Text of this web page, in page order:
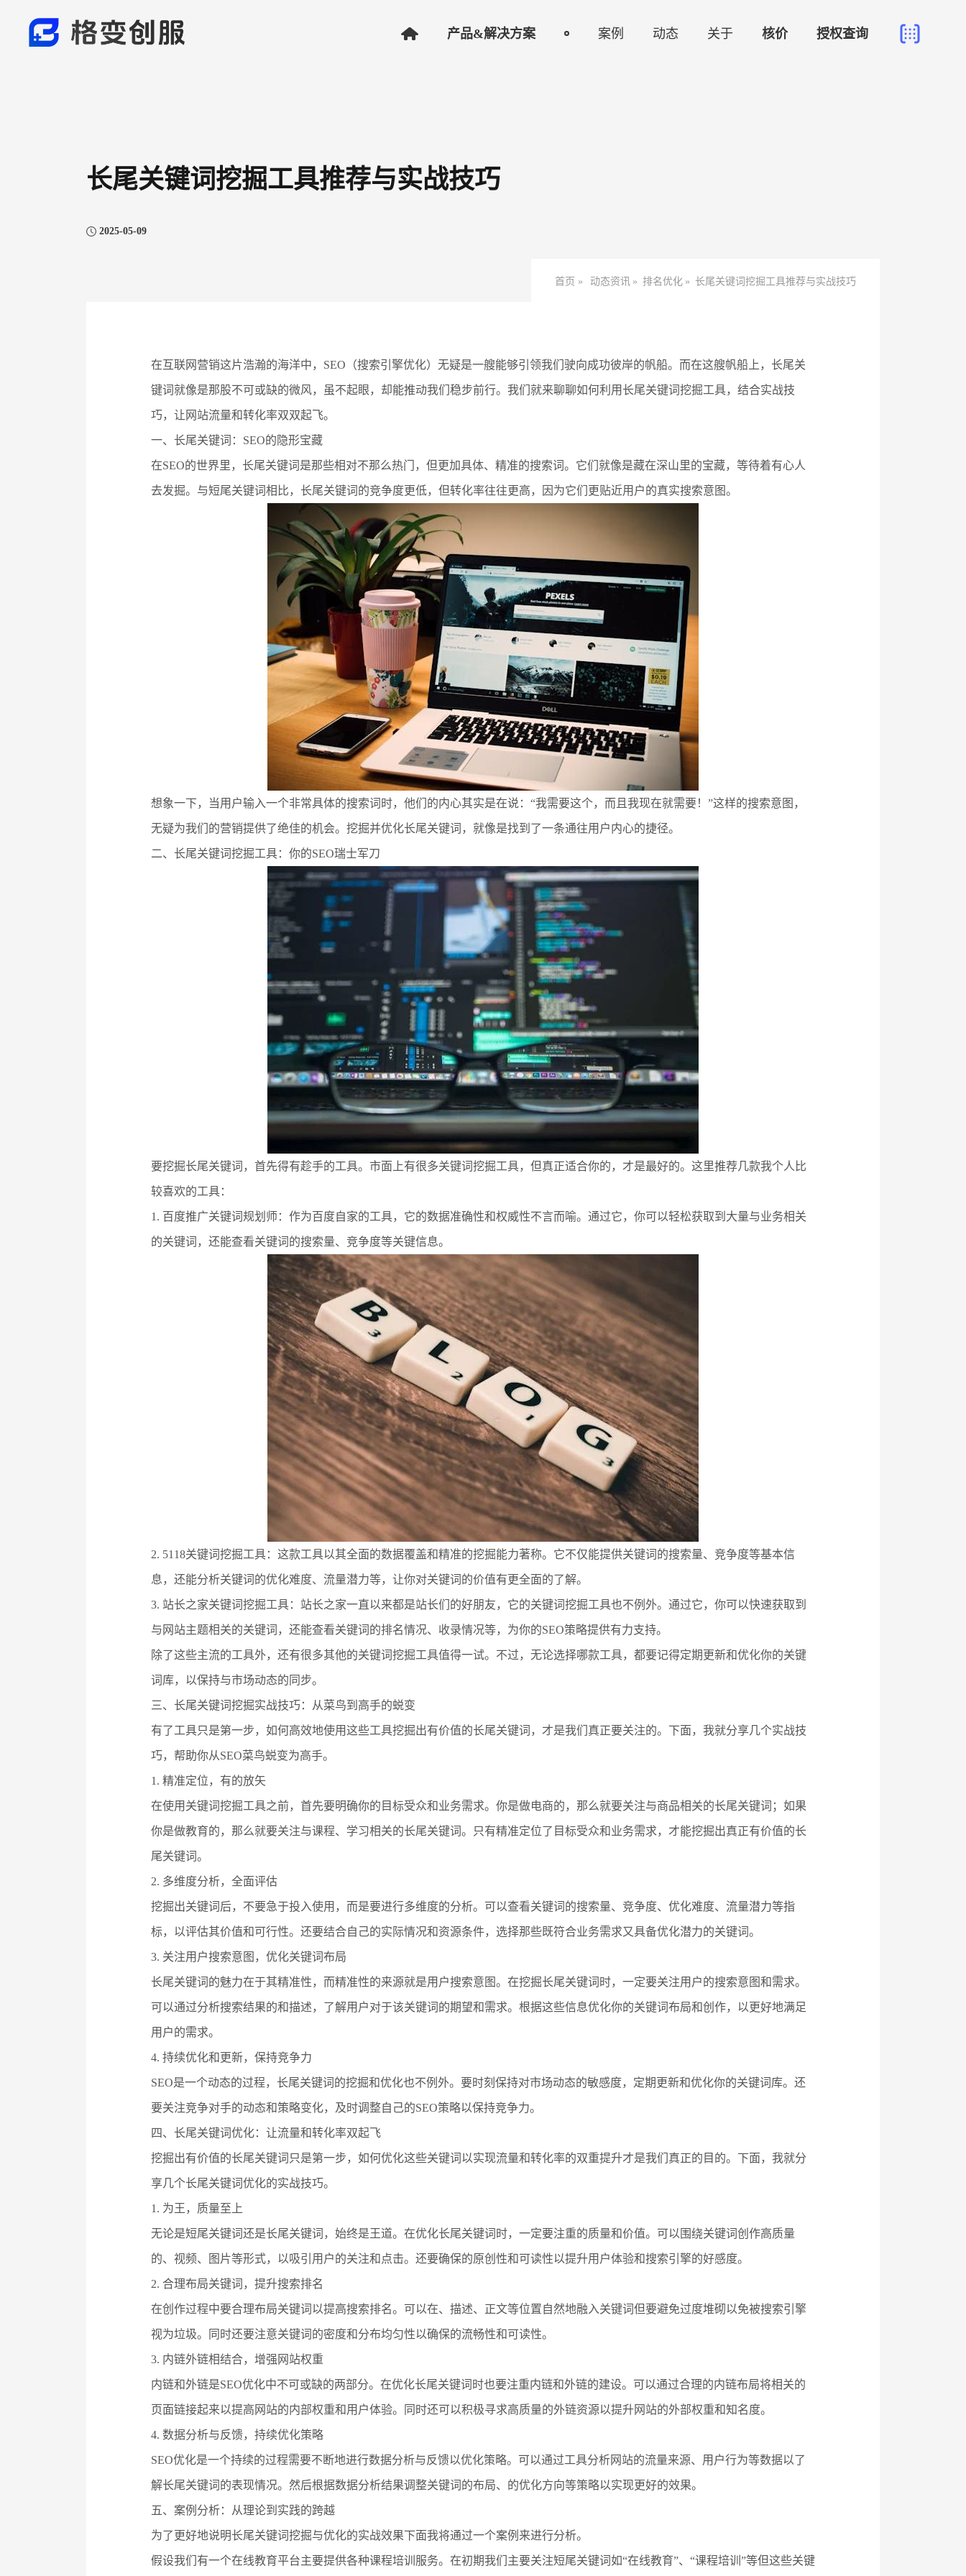
产品&解决方案 案例 动态 关于 核价 授权查询
长尾关键词挖掘工具推荐与实战技巧
2025-05-09
首页 » 动态资讯 » 排名优化 » 长尾关键词挖掘工具推荐与实战技巧
在互联网营销这片浩瀚的海洋中，SEO（搜索引擎优化）无疑是一艘能够引领我们驶向成功彼岸的帆船。而在这艘帆船上，长尾关
键词就像是那股不可或缺的微风，虽不起眼，却能推动我们稳步前行。我们就来聊聊如何利用长尾关键词挖掘工具，结合实战技
巧，让网站流量和转化率双双起飞。
一、长尾关键词：SEO的隐形宝藏
在SEO的世界里，长尾关键词是那些相对不那么热门，但更加具体、精准的搜索词。它们就像是藏在深山里的宝藏，等待着有心人
去发掘。与短尾关键词相比，长尾关键词的竞争度更低，但转化率往往更高，因为它们更贴近用户的真实搜索意图。
想象一下，当用户输入一个非常具体的搜索词时，他们的内心其实是在说：“我需要这个，而且我现在就需要！”这样的搜索意图，
无疑为我们的营销提供了绝佳的机会。挖掘并优化长尾关键词，就像是找到了一条通往用户内心的捷径。
二、长尾关键词挖掘工具：你的SEO瑞士军刀
要挖掘长尾关键词，首先得有趁手的工具。市面上有很多关键词挖掘工具，但真正适合你的，才是最好的。这里推荐几款我个人比
较喜欢的工具：
1. 百度推广关键词规划师：作为百度自家的工具，它的数据准确性和权威性不言而喻。通过它，你可以轻松获取到大量与业务相关
的关键词，还能查看关键词的搜索量、竞争度等关键信息。
2. 5118关键词挖掘工具：这款工具以其全面的数据覆盖和精准的挖掘能力著称。它不仅能提供关键词的搜索量、竞争度等基本信
息，还能分析关键词的优化难度、流量潜力等，让你对关键词的价值有更全面的了解。
3. 站长之家关键词挖掘工具：站长之家一直以来都是站长们的好朋友，它的关键词挖掘工具也不例外。通过它，你可以快速获取到
与网站主题相关的关键词，还能查看关键词的排名情况、收录情况等，为你的SEO策略提供有力支持。
除了这些主流的工具外，还有很多其他的关键词挖掘工具值得一试。不过，无论选择哪款工具，都要记得定期更新和优化你的关键
词库，以保持与市场动态的同步。
三、长尾关键词挖掘实战技巧：从菜鸟到高手的蜕变
有了工具只是第一步，如何高效地使用这些工具挖掘出有价值的长尾关键词，才是我们真正要关注的。下面，我就分享几个实战技
巧，帮助你从SEO菜鸟蜕变为高手。
1. 精准定位，有的放矢
在使用关键词挖掘工具之前，首先要明确你的目标受众和业务需求。你是做电商的，那么就要关注与商品相关的长尾关键词；如果
你是做教育的，那么就要关注与课程、学习相关的长尾关键词。只有精准定位了目标受众和业务需求，才能挖掘出真正有价值的长
尾关键词。
2. 多维度分析，全面评估
挖掘出关键词后，不要急于投入使用，而是要进行多维度的分析。可以查看关键词的搜索量、竞争度、优化难度、流量潜力等指
标，以评估其价值和可行性。还要结合自己的实际情况和资源条件，选择那些既符合业务需求又具备优化潜力的关键词。
3. 关注用户搜索意图，优化关键词布局
长尾关键词的魅力在于其精准性，而精准性的来源就是用户搜索意图。在挖掘长尾关键词时，一定要关注用户的搜索意图和需求。
可以通过分析搜索结果的和描述，了解用户对于该关键词的期望和需求。根据这些信息优化你的关键词布局和创作，以更好地满足
用户的需求。
4. 持续优化和更新，保持竞争力
SEO是一个动态的过程，长尾关键词的挖掘和优化也不例外。要时刻保持对市场动态的敏感度，定期更新和优化你的关键词库。还
要关注竞争对手的动态和策略变化，及时调整自己的SEO策略以保持竞争力。
四、长尾关键词优化：让流量和转化率双起飞
挖掘出有价值的长尾关键词只是第一步，如何优化这些关键词以实现流量和转化率的双重提升才是我们真正的目的。下面，我就分
享几个长尾关键词优化的实战技巧。
1. 为王，质量至上
无论是短尾关键词还是长尾关键词，始终是王道。在优化长尾关键词时，一定要注重的质量和价值。可以围绕关键词创作高质量
的、视频、图片等形式，以吸引用户的关注和点击。还要确保的原创性和可读性以提升用户体验和搜索引擎的好感度。
2. 合理布局关键词，提升搜索排名
在创作过程中要合理布局关键词以提高搜索排名。可以在、描述、正文等位置自然地融入关键词但要避免过度堆砌以免被搜索引擎
视为垃圾。同时还要注意关键词的密度和分布均匀性以确保的流畅性和可读性。
3. 内链外链相结合，增强网站权重
内链和外链是SEO优化中不可或缺的两部分。在优化长尾关键词时也要注重内链和外链的建设。可以通过合理的内链布局将相关的
页面链接起来以提高网站的内部权重和用户体验。同时还可以积极寻求高质量的外链资源以提升网站的外部权重和知名度。
4. 数据分析与反馈，持续优化策略
SEO优化是一个持续的过程需要不断地进行数据分析与反馈以优化策略。可以通过工具分析网站的流量来源、用户行为等数据以了
解长尾关键词的表现情况。然后根据数据分析结果调整关键词的布局、的优化方向等策略以实现更好的效果。
五、案例分析：从理论到实践的跨越
为了更好地说明长尾关键词挖掘与优化的实战效果下面我将通过一个案例来进行分析。
假设我们有一个在线教育平台主要提供各种课程培训服务。在初期我们主要关注短尾关键词如“在线教育”、“课程培训”等但这些关键